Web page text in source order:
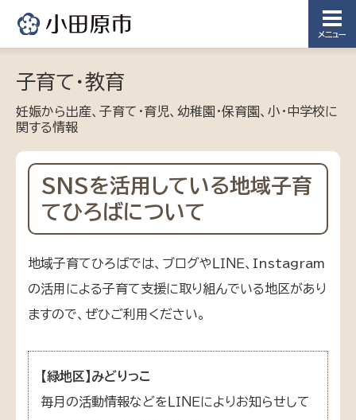
メニュー
子育て・教育
妊娠から出産、子育て・育児、幼稚園・保育園、小・中学校に
関する情報
SNSを活用している地域子育
てひろばについて
地域子育てひろばでは、ブログやＬＩＮＥ、Instagram
の活用による子育て支援に取り組んでいる地区があり
ますので、ぜひご利用ください。
【緑地区】みどりっこ
毎月の活動情報などをＬＩＮＥによりお知らせして